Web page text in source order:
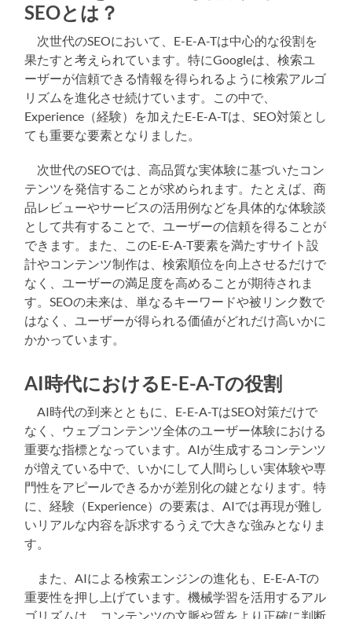
SEOとは？
次世代のSEOにおいて、E-E-A-Tは中心的な役割を
果たすと考えられています。特にGoogleは、検索ユ
ーザーが信頼できる情報を得られるように検索アルゴ
リズムを進化させ続けています。この中で、
Experience（経験）を加えたE-E-A-Tは、SEO対策とし
ても重要な要素となりました。
次世代のSEOでは、高品質な実体験に基づいたコン
テンツを発信することが求められます。たとえば、商
品レビューやサービスの活用例などを具体的な体験談
として共有することで、ユーザーの信頼を得ることが
できます。また、このE-E-A-T要素を満たすサイト設
計やコンテンツ制作は、検索順位を向上させるだけで
なく、ユーザーの満足度を高めることが期待されま
す。SEOの未来は、単なるキーワードや被リンク数で
はなく、ユーザーが得られる価値がどれだけ高いかに
かかっています。
AI時代におけるE-E-A-Tの役割
AI時代の到来とともに、E-E-A-TはSEO対策だけで
なく、ウェブコンテンツ全体のユーザー体験における
重要な指標となっています。AIが生成するコンテンツ
が増えている中で、いかにして人間らしい実体験や専
門性をアピールできるかが差別化の鍵となります。特
に、経験（Experience）の要素は、AIでは再現が難し
いリアルな内容を訴求するうえで大きな強みとなりま
す。
また、AIによる検索エンジンの進化も、E-E-A-Tの
重要性を押し上げています。機械学習を活用するアル
ゴリズムは、コンテンツの文脈や質をより正確に判断